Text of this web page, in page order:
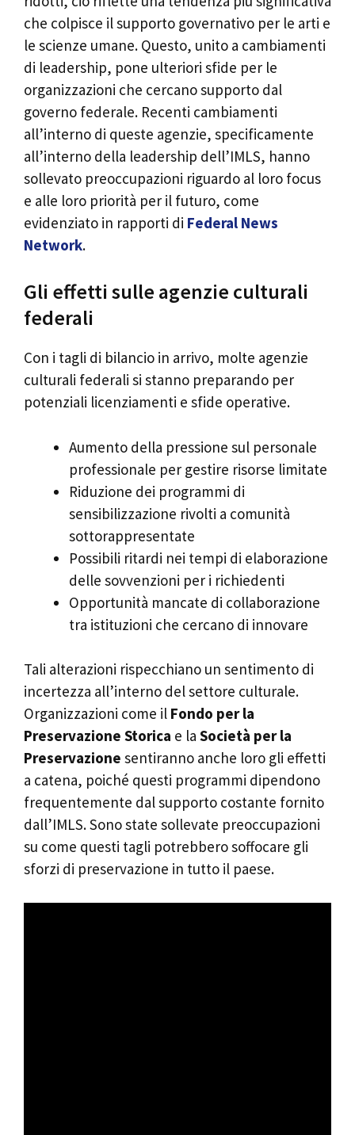
che colpisce il supporto governativo per le arti e
le scienze umane. Questo, unito a cambiamenti
di leadership, pone ulteriori sfide per le
organizzazioni che cercano supporto dal
governo federale. Recenti cambiamenti
all’interno di queste agenzie, specificamente
all’interno della leadership dell’IMLS, hanno
sollevato preoccupazioni riguardo al loro focus
e alle loro priorità per il futuro, come
evidenziato in rapporti di Federal News
Network.
Gli effetti sulle agenzie culturali
federali
Con i tagli di bilancio in arrivo, molte agenzie
culturali federali si stanno preparando per
potenziali licenziamenti e sfide operative.
Aumento della pressione sul personale
professionale per gestire risorse limitate
Riduzione dei programmi di
sensibilizzazione rivolti a comunità
sottorappresentate
Possibili ritardi nei tempi di elaborazione
delle sovvenzioni per i richiedenti
Opportunità mancate di collaborazione
tra istituzioni che cercano di innovare
Tali alterazioni rispecchiano un sentimento di
incertezza all’interno del settore culturale.
Organizzazioni come il Fondo per la
Preservazione Storica e la Società per la
Preservazione sentiranno anche loro gli effetti
a catena, poiché questi programmi dipendono
frequentemente dal supporto costante fornito
dall’IMLS. Sono state sollevate preoccupazioni
su come questi tagli potrebbero soffocare gli
sforzi di preservazione in tutto il paese.